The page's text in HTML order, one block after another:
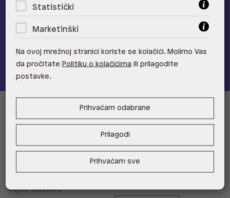
Pridružite se
Uvjeti dostave
Prodajna mjesta
ALDO A-List program
Statistički
Marketinški
Na ovoj mrežnoj stranici koriste se kolačići. Molimo Vas
da pročitate Politiku o kolačićima ili prilagodite
postavke.
Prihvaćam odabrane
Prilagodi
Prihvaćam sve